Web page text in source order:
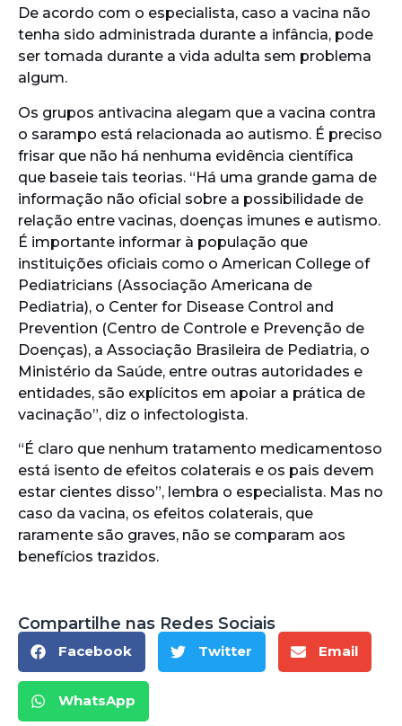
De acordo com o especialista, caso a vacina não
tenha sido administrada durante a infância, pode
ser tomada durante a vida adulta sem problema
algum.
Os grupos antivacina alegam que a vacina contra
o sarampo está relacionada ao autismo. É preciso
frisar que não há nenhuma evidência científica
que baseie tais teorias. “Há uma grande gama de
informação não oficial sobre a possibilidade de
relação entre vacinas, doenças imunes e autismo.
É importante informar à população que
instituições oficiais como o American College of
Pediatricians (Associação Americana de
Pediatria), o Center for Disease Control and
Prevention (Centro de Controle e Prevenção de
Doenças), a Associação Brasileira de Pediatria, o
Ministério da Saúde, entre outras autoridades e
entidades, são explícitos em apoiar a prática de
vacinação”, diz o infectologista.
“É claro que nenhum tratamento medicamentoso
está isento de efeitos colaterais e os pais devem
estar cientes disso”, lembra o especialista. Mas no
caso da vacina, os efeitos colaterais, que
raramente são graves, não se comparam aos
benefícios trazidos.
Compartilhe nas Redes Sociais
Facebook Twitter Email
WhatsApp